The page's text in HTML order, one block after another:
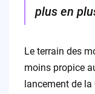
plus en
Le terrain des
moins propice
lancement de